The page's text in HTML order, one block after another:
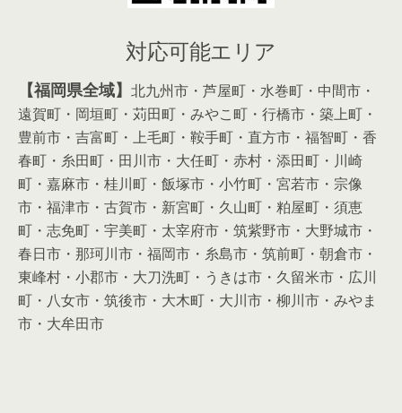
対応可能エリア
【福岡県全域】 北九州市・芦屋町・水巻町・中間市・
遠賀町・岡垣町・苅田町・みやこ町・行橋市・築上町・
豊前市・吉富町・上毛町・鞍手町・直方市・福智町・香
春町・糸田町・田川市・大任町・赤村・添田町・川崎
町・嘉麻市・桂川町・飯塚市・小竹町・宮若市・宗像
市・福津市・古賀市・新宮町・久山町・粕屋町・須恵
町・志免町・宇美町・太宰府市・筑紫野市・大野城市・
春日市・那珂川市・福岡市・糸島市・筑前町・朝倉市・
東峰村・小郡市・大刀洗町・うきは市・久留米市・広川
町・八女市・筑後市・大木町・大川市・柳川市・みやま
市・大牟田市